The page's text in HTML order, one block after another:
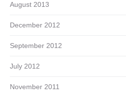
August 2013
December 2012
September 2012
July 2012
November 2011